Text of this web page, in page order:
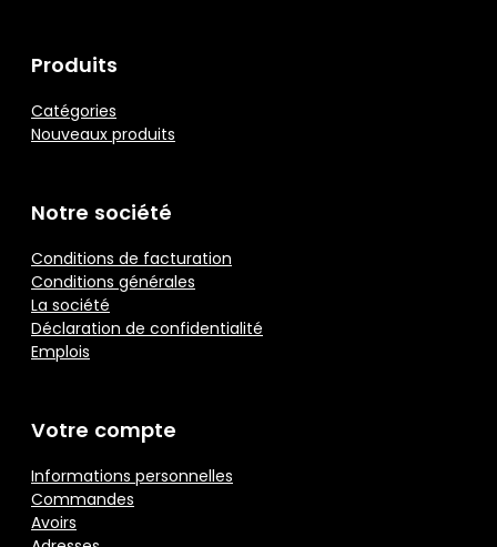
Produits
Catégories
Nouveaux produits
Notre société
Conditions de facturation
Conditions générales
La société
Déclaration de confidentialité
Emplois
Votre compte
Informations personnelles
Commandes
Avoirs